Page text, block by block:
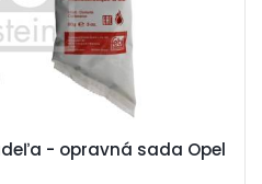
- opravná sada Opel